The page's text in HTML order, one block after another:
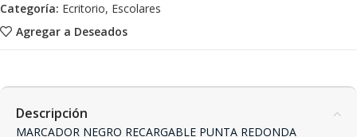
Agregar a Deseados
Categoría: Ecritorio, Escolares
Descripción
MARCADOR NEGRO RECARGABLE PUNTA REDONDA